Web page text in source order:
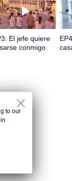
El jefe quiere
conmigo
to our